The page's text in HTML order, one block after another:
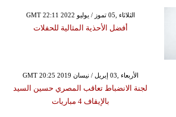
GMT 22:11 2022 الثلاثاء ,05 تموز / يوليو
أفضل الأحذية المثالية للحفلات
GMT 20:25 2019 الأربعاء ,03 إبريل / نيسان
لجنة الانضباط تعاقب المصري حسين السيد
بالإيقاف 4 مباريات